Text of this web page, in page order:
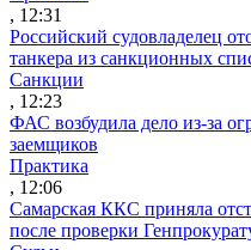
, 12:31
Российский судовладелец
танкера из санкционных
Санкции
, 12:23
ФАС возбудила дело из-за
заемщиков
Практика
, 12:06
Самарская ККС приняла
после проверки